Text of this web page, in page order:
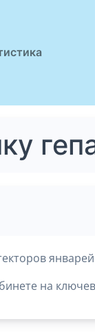
январей
на